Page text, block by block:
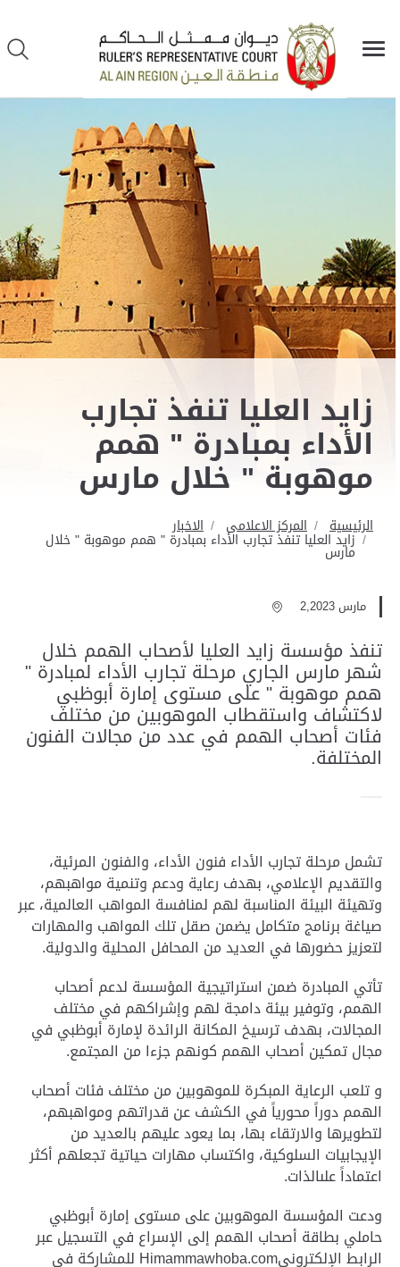
زايد العليا تنفذ تجارب
الأداء بمبادرة " همم
موهوبة " خلال مارس
الرئيسية المركز الاعلامى الاخبار
زايد العليا تنفذ تجارب الأداء بمبادرة " همم موهوبة " خلال
مارس
مارس 2,2023
تنفذ مؤسسة زايد العليا لأصحاب الهمم خلال
شهر مارس الجاري مرحلة تجارب الأداء لمبادرة "
همم موهوبة " على مستوى إمارة أبوظبي
لاكتشاف واستقطاب الموهوبين من مختلف
فئات أصحاب الهمم في عدد من مجالات الفنون
المختلفة.
تشمل مرحلة تجارب الأداء فنون الأداء، والفنون المرئية،
والتقديم الإعلامي، بهدف رعاية ودعم وتنمية مواهبهم،
وتهيئة البيئة المناسبة لهم لمنافسة المواهب العالمية، عبر
صياغة برنامج متكامل يضمن صقل تلك المواهب والمهارات
لتعزيز حضورها في العديد من المحافل المحلية والدولية.
تأتي المبادرة ضمن استراتيجية المؤسسة لدعم أصحاب
الهمم، وتوفير بيئة دامجة لهم وإشراكهم في مختلف
المجالات، بهدف ترسيخ المكانة الرائدة لإمارة أبوظبي في
مجال تمكين أصحاب الهمم كونهم جزءا من المجتمع.
و تلعب الرعاية المبكرة للموهوبين من مختلف فئات أصحاب
الهمم دوراً محورياً في الكشف عن قدراتهم ومواهبهم،
لتطويرها والارتقاء بها، بما يعود عليهم بالعديد من
الإيجابيات السلوكية، واكتساب مهارات حياتية تجعلهم أكثر
اعتماداً علىالذات.
ودعت المؤسسة الموهوبين على مستوى إمارة أبوظبي
حاملي بطاقة أصحاب الهمم إلى الإسراع في التسجيل عبر
الرابط الإلكترونيHimammawhoba.comللمشاركة في